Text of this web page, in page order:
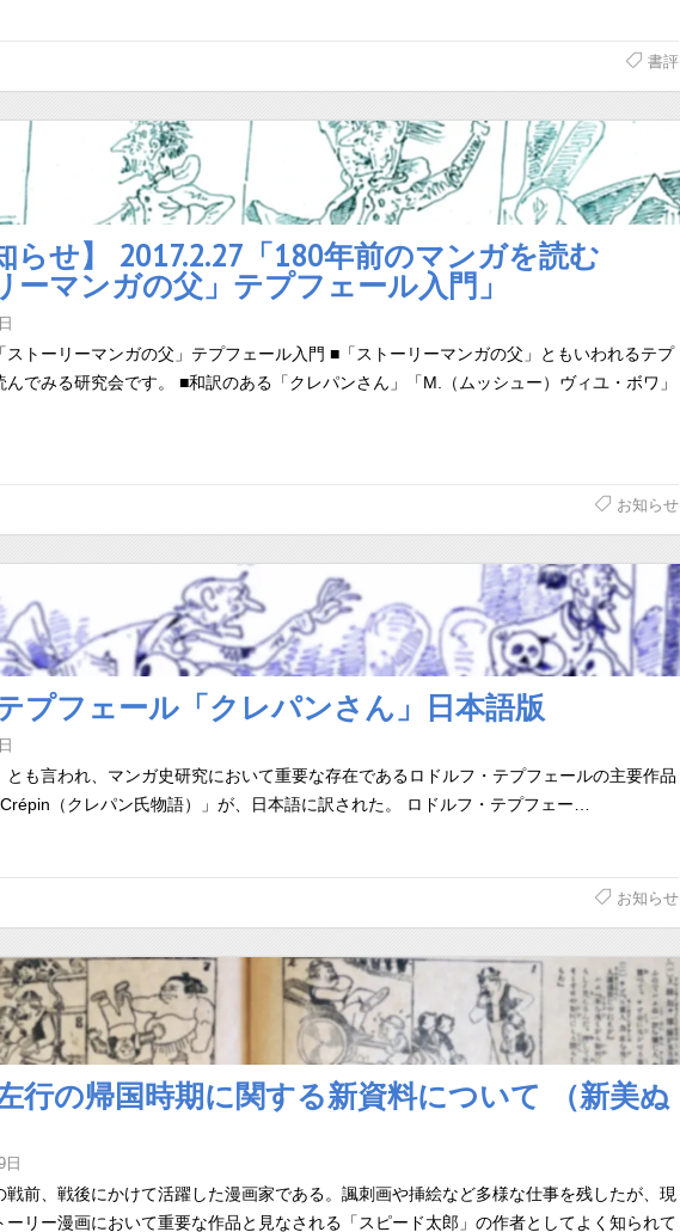
書評
らせ】 2017.2.27「180年前のマンガを読む
マンガの父」テプフェール入門」
トーリーマンガの父」テプフェール入門 ■「ストーリーマンガの父」ともいわれるテプ
でみる研究会です。 ■和訳のある「クレパンさん」「M.（ムッシュー）ヴィユ・ボワ」
お知らせ
テプフェール「クレパンさん」日本語版
とも言われ、マンガ史研究において重要な存在であるロドルフ・テプフェールの主要作品
（クレパン氏物語）」が、日本語に訳された。 ロドルフ・テプフェー…
お知らせ
左行の帰国時期に関する新資料について （新美ぬ
日
前、戦後にかけて活躍した漫画家である。諷刺画や挿絵など多様な仕事を残したが、現
リー漫画において重要な作品と見なされる「スピード太郎」の作者としてよく知られて